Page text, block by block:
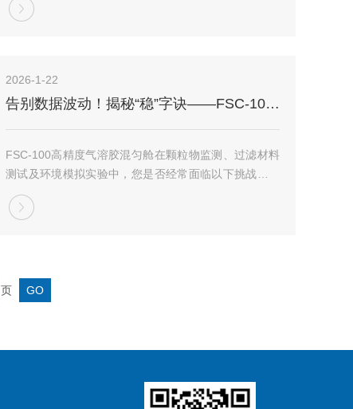
评价体系落地，精准稳定的环境监测设备成为港口合规
2026-1-22
告别数据波动！揭秘“稳”字诀——FSC-100高精度气溶胶混匀仓
FSC-100高精度气溶胶混匀舱在颗粒物监测、过滤材料
测试及环境模拟实验中，您是否经常面临以下挑战？数
据忽高忽低？舱内气流死角导致浓度不均，测试结果缺
乏重复性。环境干扰大？温度、压力波动导致气溶胶沉
页